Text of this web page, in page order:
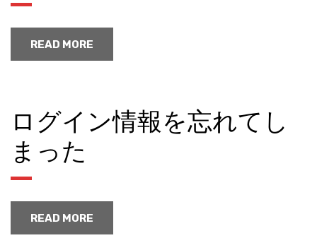
READ MORE
ログイン情報を忘れてし
まった
READ MORE